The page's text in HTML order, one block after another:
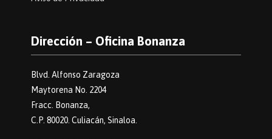
Dirección – Oficina Bonanza
Blvd. Alfonso Zaragoza
Maytorena No. 2204
Fracc. Bonanza,
C.P. 80020. Culiacán, Sinaloa.